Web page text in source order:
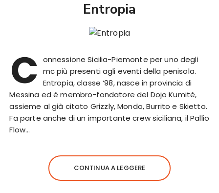
Entropia
C onnessione Sicilia-Piemonte per uno degli
mc più presenti agli eventi della penisola.
Entropia, classe ’98, nasce in provincia di
Messina ed è membro-fondatore del Dojo Kumitè,
assieme al già citato Grizzly, Mondo, Burrito e Skietto.
Fa parte anche di un importante crew siciliana, il Pallio
Flow…
CONTINUA A LEGGERE